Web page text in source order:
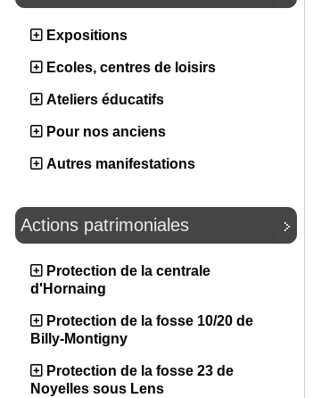
Expositions
Ecoles, centres de loisirs
Ateliers éducatifs
Pour nos anciens
Autres manifestations
Actions patrimoniales
Protection de la centrale
d'Hornaing
Protection de la fosse 10/20 de
Billy-Montigny
Protection de la fosse 23 de
Noyelles sous Lens